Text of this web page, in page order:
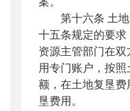
第十六条 土地
十五条规定的要求
资源主管部门在
用专门账户，按
额，在土地复垦费
垦费用。